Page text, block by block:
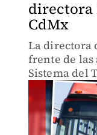
directora
CdMx
La directora
frente de las
Sistema del